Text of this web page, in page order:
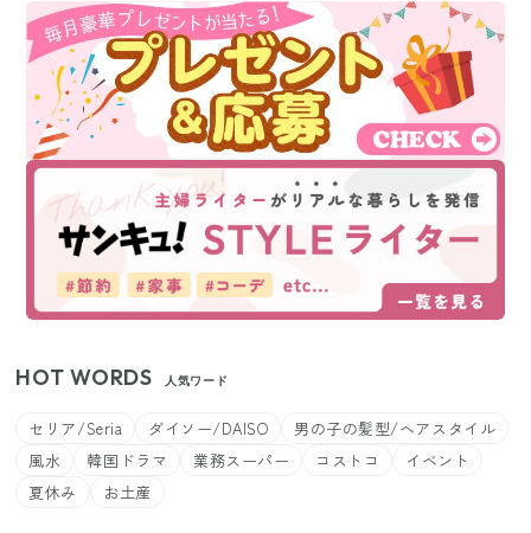
HOT WORDS 人気ワード
セリア/Seria ダイソー/DAISO
男の子の髪型/ヘアスタイル
風水
韓国ドラマ 業務スーパー コストコ
イベント
夏休み
お土産